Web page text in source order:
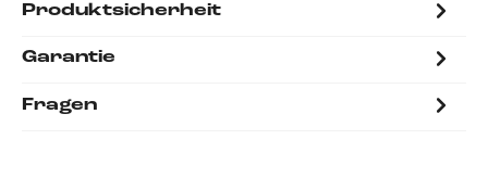
Produktsicherheit
Garantie
Fragen